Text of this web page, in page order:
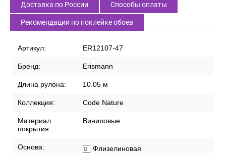
Доставка по России Способы оплаты
Рекомендации по поклейке обоев
Артикул: ER12107-47
Бренд: Erismann
Длина рулона: 10.05 м
Коллекция: Code Nature
Материал
покрытия:
Виниловые
Основа: Флизелиновая